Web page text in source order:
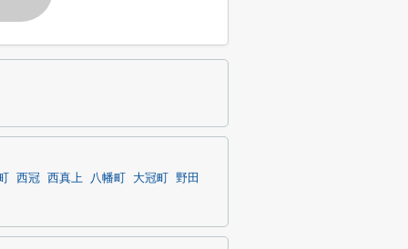
西冠 西真上 八幡町 大冠町 野田